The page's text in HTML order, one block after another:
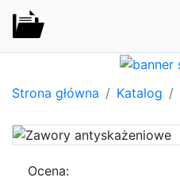
Strona główna Katalog
Ocena: